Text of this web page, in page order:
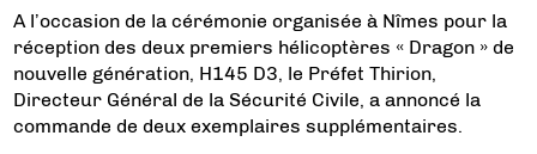
A l’occasion de la cérémonie organisée à Nîmes pour la
réception des deux premiers hélicoptères « Dragon » de
nouvelle génération, H145 D3, le Préfet Thirion,
Directeur Général de la Sécurité Civile, a annoncé la
commande de deux exemplaires supplémentaires.